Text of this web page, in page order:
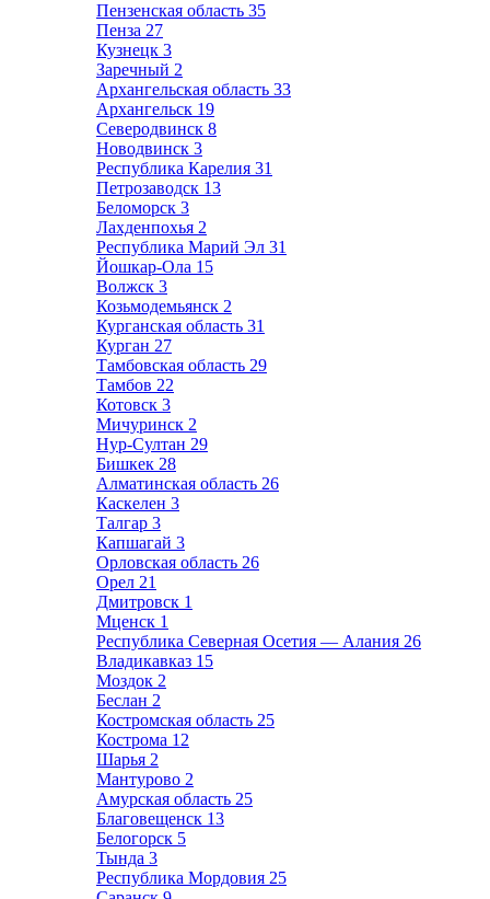
Пензенская область 35
Пенза 27
Кузнецк 3
Заречный 2
Архангельская область 33
Архангельск 19
Северодвинск 8
Новодвинск 3
Республика Карелия 31
Петрозаводск 13
Беломорск 3
Лахденпохья 2
Республика Марий Эл 31
Йошкар-Ола 15
Волжск 3
Козьмодемьянск 2
Курганская область 31
Курган 27
Тамбовская область 29
Тамбов 22
Котовск 3
Мичуринск 2
Нур-Султан 29
Бишкек 28
Алматинская область 26
Каскелен 3
Талгар 3
Капшагай 3
Орловская область 26
Орел 21
Дмитровск 1
Мценск 1
Республика Северная Осетия — Алания 26
Владикавказ 15
Моздок 2
Беслан 2
Костромская область 25
Кострома 12
Шарья 2
Мантурово 2
Амурская область 25
Благовещенск 13
Белогорск 5
Тында 3
Республика Мордовия 25